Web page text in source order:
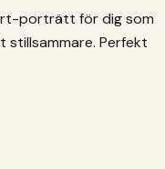
porträtt för dig som
stillsammare. Perfekt